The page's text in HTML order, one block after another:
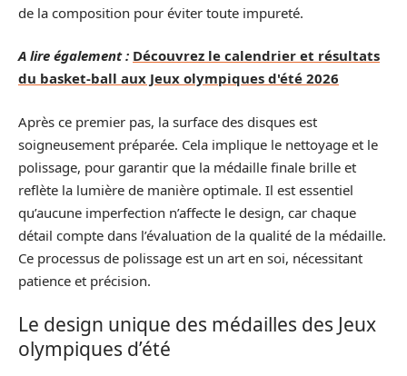
de la composition pour éviter toute impureté.
A lire également : Découvrez le calendrier et résultats
du basket-ball aux Jeux olympiques d'été 2026
Après ce premier pas, la surface des disques est
soigneusement préparée. Cela implique le nettoyage et le
polissage, pour garantir que la médaille finale brille et
reflète la lumière de manière optimale. Il est essentiel
qu’aucune imperfection n’affecte le design, car chaque
détail compte dans l’évaluation de la qualité de la médaille.
Ce processus de polissage est un art en soi, nécessitant
patience et précision.
Le design unique des médailles des Jeux
olympiques d’été